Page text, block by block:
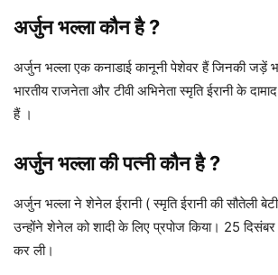
अर्जुन भल्ला कौन है ?
अर्जुन भल्ला एक कनाडाई कानूनी पेशेवर हैं जिनकी जड़ें
भारतीय राजनेता और टीवी अभिनेता स्मृति ईरानी के
हैं ।
अर्जुन भल्ला की पत्नी कौन है ?
अर्जुन भल्ला ने शेनेल ईरानी ( स्मृति ईरानी की सौतेली
उन्होंने शेनेल को शादी के लिए प्रपोज किया। 25
कर ली।